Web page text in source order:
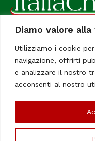
Diamo valore
Utilizziamo i cookie
navigazione, offrirti
e analizzare il nostro
acconsenti al nostro
ItaliaChiamaItalia, il
Dedicato in particolare
Tutti i diritti sono